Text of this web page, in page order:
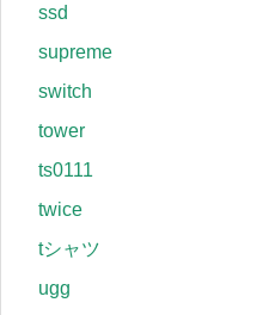
ssd
supreme
switch
tower
ts0111
twice
tシャツ
ugg